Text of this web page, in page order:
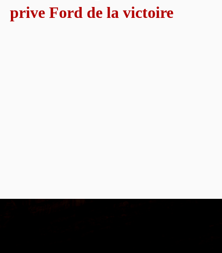
prive Ford de la victoire